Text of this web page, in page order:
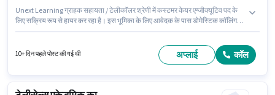
Unext Learning ग्राहक सहायता / टेलीकॉलर श्रेणी में कस्टमर केयर एग्जीक्यूटिव पद के
लिए सक्रिय रूप से हायर कर रहा है। इस भूमिका के लिए आवेदक के पास डोमेस्टिक कॉलिंग
के पास ग्रेजुएट डिग्री/सर्टिफिकेट होना अनिवार्य है। इस पद के लिए Fixed सैलरी उपलब्ध है।
10+ दिन पहले पोस्ट की गई थी अप्लाई कॉल